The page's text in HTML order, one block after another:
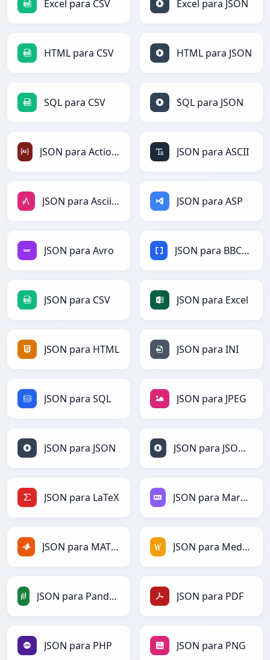
Excel para CSV Excel para JSON
HTML para CSV HTML para JSON
SQL para CSV SQL para JSON
JSON para ActionScript JSON para ASCII
JSON para AsciiDoc JSON para ASP
JSON para Avro JSON para BBCode
JSON para CSV JSON para Excel
JSON para HTML JSON para INI
JSON para SQL JSON para JPEG
JSON para JSON JSON para JSONLines
JSON para LaTeX JSON para Markdown
JSON para MATLAB JSON para MediaWiki
JSON para PandasDataFrame JSON para PDF
JSON para PHP JSON para PNG